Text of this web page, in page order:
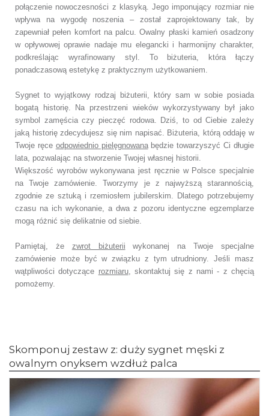
połączenie nowoczesności z klasyką. Jego imponujący rozmiar nie
wpływa na wygodę noszenia – został zaprojektowany tak, by
zapewniał pełen komfort na palcu. Owalny płaski kamień osadzony
w opływowej oprawie nadaje mu elegancki i harmonijny charakter,
podkreślając wyrafinowany styl. To biżuteria, która łączy
ponadczasową estetykę z praktycznym użytkowaniem.
Sygnet to wyjątkowy rodzaj biżuterii, który sam w sobie posiada
bogatą historię. Na przestrzeni wieków wykorzystywany był jako
symbol zamęścia czy pieczęć rodowa. Dziś, to od Ciebie zależy
jaką historię zdecydujesz się nim napisać. Biżuteria, którą oddaję w
Twoje ręce odpowiednio pielęgnowanabędzie towarzyszyć Ci długie
lata, pozwalając na stworzenie Twojej własnej historii.
Większość wyrobów wykonywana jest ręcznie w Polsce specjalnie
na Twoje zamówienie. Tworzymy je z najwyższą starannością,
zgodnie ze sztuką i rzemiosłem jubilerskim. Dlatego potrzebujemy
czasu na ich wykonanie, a dwa z pozoru identyczne egzemplarze
mogą różnić się delikatnie od siebie.
Pamiętaj, że zwrot biżuterii wykonanej na Twoje specjalne
zamówienie może być w związku z tym utrudniony. Jeśli masz
wątpliwości dotyczące rozmiaru, skontaktuj się z nami - z chęcią
pomożemy.
Skomponuj zestaw z: duży sygnet męski z
owalnym onyksem wzdłuż palca